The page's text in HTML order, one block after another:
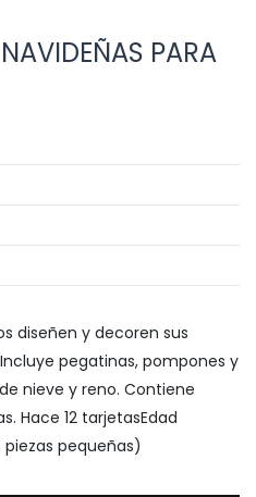
PARA
diseñen y decoren sus
pegatinas, pompones y
nieve y reno. Contiene
Hace 12 tarjetasEdad
pequeñas)